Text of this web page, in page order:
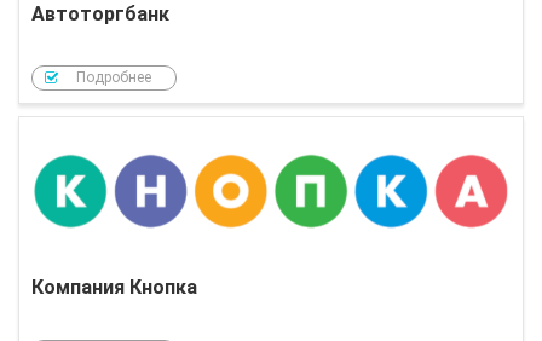
Автоторгбанк
Подробнее
Компания Кнопка